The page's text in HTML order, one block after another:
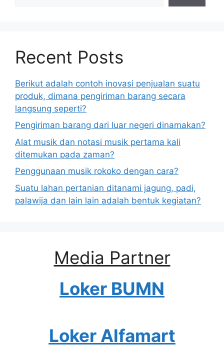
Recent Posts
Berikut adalah contoh inovasi penjualan suatu
produk, dimana pengiriman barang secara
langsung seperti?
Pengiriman barang dari luar negeri dinamakan?
Alat musik dan notasi musik pertama kali
ditemukan pada zaman?
Penggunaan musik rokoko dengan cara?
Suatu lahan pertanian ditanami jagung, padi,
palawija dan lain lain adalah bentuk kegiatan?
Media Partner
Loker BUMN
Loker Alfamart